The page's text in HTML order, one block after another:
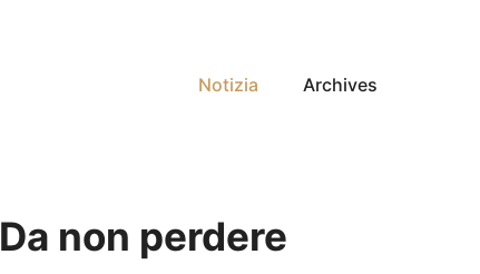
Notizia Archives
Da non perdere